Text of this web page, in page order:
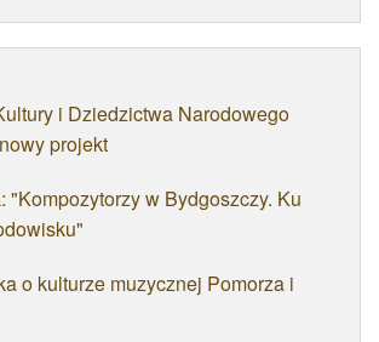
i Dziedzictwa Narodowego
projekt
"Kompozytorzy w Bydgoszczy. Ku
o kulturze muzycznej Pomorza i